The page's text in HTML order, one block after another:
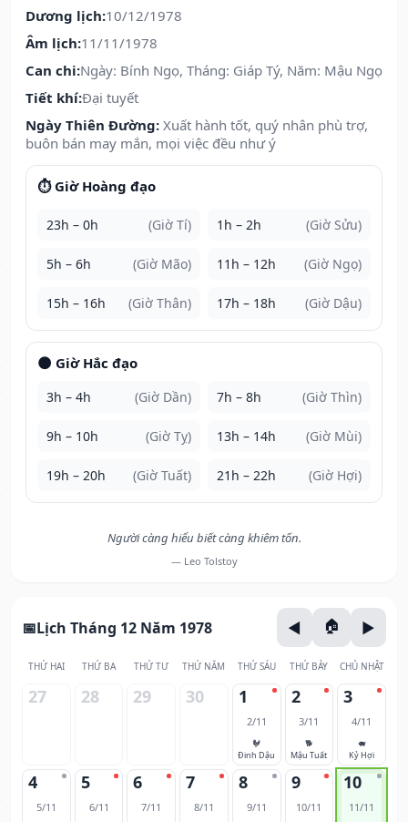
Dương lịch:10/12/1978
Âm lịch:11/11/1978
Can chi:Ngày: Bính Ngọ, Tháng: Giáp Tý, Năm: Mậu Ngọ
Tiết khí:Đại tuyết
Ngày Thiên Đường: Xuất hành tốt, quý nhân phù trợ,
buôn bán may mắn, mọi việc đều như ý
⏱️ Giờ Hoàng đạo
23h – 0h (Giờ Tí) 1h – 2h (Giờ Sửu)
5h – 6h (Giờ Mão) 11h – 12h (Giờ Ngọ)
15h – 16h (Giờ Thân) 17h – 18h (Giờ Dậu)
🌑 Giờ Hắc đạo
3h – 4h (Giờ Dần) 7h – 8h (Giờ Thìn)
9h – 10h (Giờ Tỵ) 13h – 14h (Giờ Mùi)
19h – 20h (Giờ Tuất) 21h – 22h (Giờ Hợi)
Người càng hiểu biết càng khiêm tốn.
— Leo Tolstoy
Lịch Tháng 12 Năm 1978
THỨ HAI THỨ BA THỨ TƯ THỨ NĂM THỨ SÁU THỨ BẢY CHỦ NHẬT
27 28 29 30 1
2/11
🐓
Đinh Dậu
2
3/11
🐕
Mậu Tuất
3
4/11
🐖
Kỷ Hợi
4
5/11
5
6/11
6
7/11
7
8/11
8
9/11
9
10/11
10
11/11